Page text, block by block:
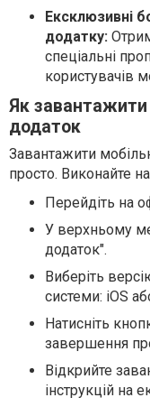
Ексклюзивні
додатку:
спеціальні
користувачів
Як завантажити
додаток
Завантажити
просто. Виконайте
Перейдіть на
У верхньому
додаток".
Виберіть
системи: iOS
Натисніть
завершення
Відкрийте
інструкцій на